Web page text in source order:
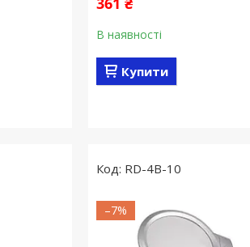
В наявності
Купити
RD-4B-10
–7%